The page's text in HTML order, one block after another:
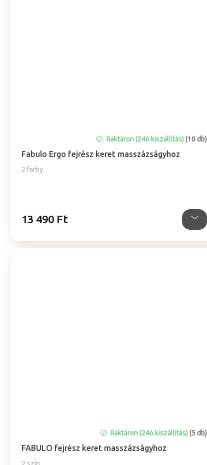
Fabulo Ergo fejrész keret masszázságyhoz
2 farby
termék
átlagos
értékelése
Raktáron (24ó kiszállítás)(10 db)
13 490 Ft
FABULO fejrész keret masszázságyhoz
Raktáron (24ó kiszállítás)(5 db)